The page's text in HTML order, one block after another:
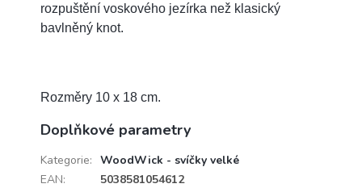
rozpuštění voskového jezírka než klasický
bavlněný knot.
Rozměry 10 x 18 cm.
Doplňkové parametry
Kategorie: WoodWick - svíčky velké
EAN: 5038581054612